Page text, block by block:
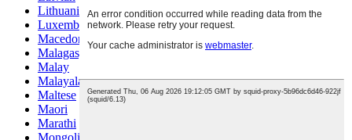
Lithuanian
Luxembou..
Macedonian
Malagasy
Malay
Malayalam
Maltese
Maori
Marathi